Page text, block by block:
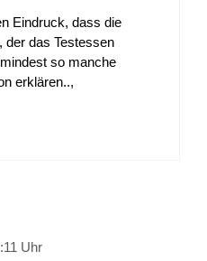
Eindruck, dass die
der das Testessen
so manche
erklären..,
Uhr